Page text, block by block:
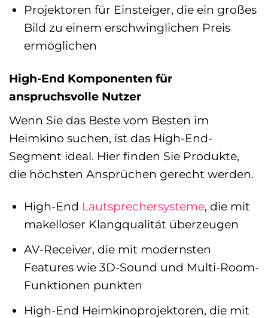
Projektoren für Einsteiger, die ein großes
Bild zu einem erschwinglichen Preis
ermöglichen
High-End Komponenten für
anspruchsvolle Nutzer
Wenn Sie das Beste vom Besten im
Heimkino suchen, ist das High-End-
Segment ideal. Hier finden Sie Produkte,
die höchsten Ansprüchen gerecht werden.
High-End Lautsprechersysteme, die mit
makelloser Klangqualität überzeugen
AV-Receiver, die mit modernsten
Features wie 3D-Sound und Multi-Room-
Funktionen punkten
High-End Heimkinoprojektoren, die mit